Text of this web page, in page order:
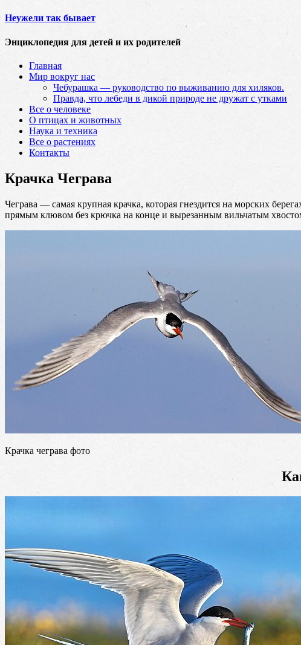
Неужели так бывает
Энциклопедия для детей и их родителей
Главная
Мир вокруг нас
Чебурашка — руководство по выживанию для хиляков.
Правда, что лебеди в дикой природе не дружат с утками
Все о человеке
О птицах и животных
Наука и техника
Все о растениях
Контакты
Крачка Чеграва
Чеграва — самая крупная крачка, которая гнездится на морских
прямым клювом без крючка на конце и вырезанным вильчатым
Крачка чеграва фото